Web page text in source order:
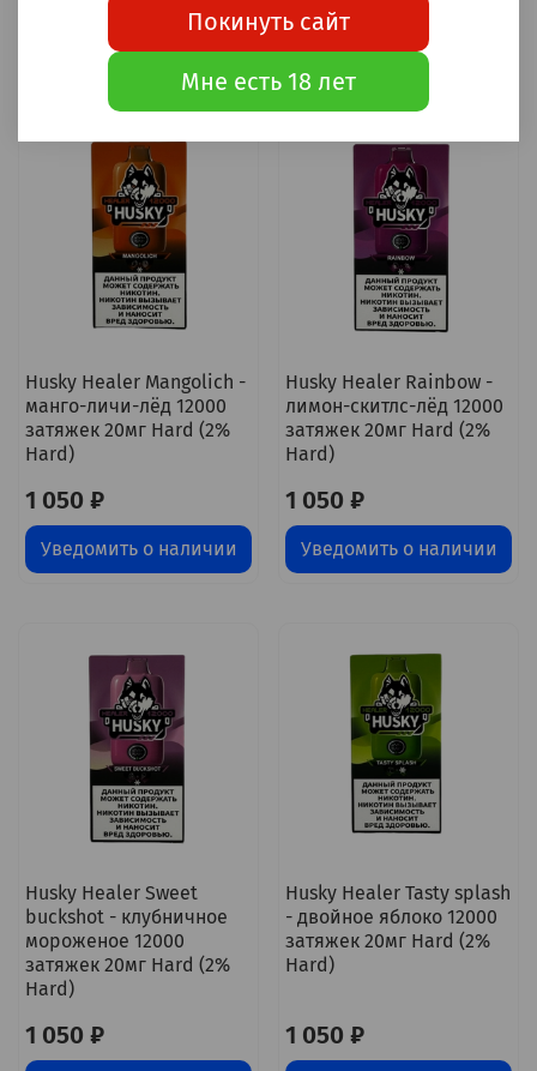
Уведомить о наличии Уведомить о наличии
Husky Healer Mangolich -
манго-личи-лёд 12000
затяжек 20мг Hard (2%
Hard)
1 050 ₽
Уведомить о наличии
Husky Healer Rainbow -
лимон-скитлс-лёд 12000
затяжек 20мг Hard (2%
Hard)
1 050 ₽
Уведомить о наличии
Husky Healer Sweet
buckshot - клубничное
мороженое 12000
затяжек 20мг Hard (2%
Hard)
1 050 ₽
Husky Healer Tasty splash
- двойное яблоко 12000
затяжек 20мг Hard (2%
Hard)
1 050 ₽
Покинуть сайт
Мне есть 18 лет